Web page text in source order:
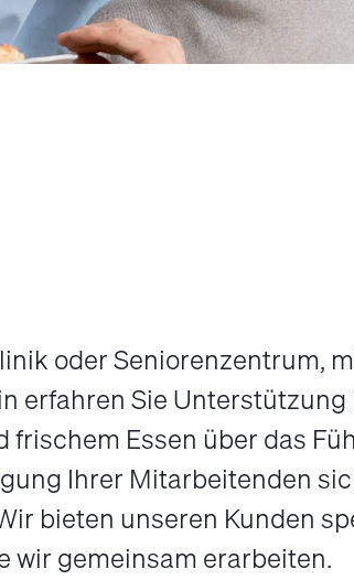
oder Senioren­zentrum,
erfahren Sie Unter­stützung
frischem Essen über das
Ihrer Mit­arbeitenden
bieten unseren Kunden
wir ge­meinsam er­arbeiten.